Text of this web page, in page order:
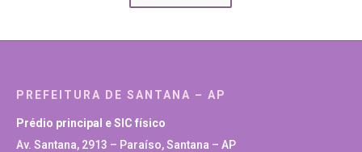
PREFEITURA DE SANTANA – AP
Prédio principal e SIC físico
Av. Santana, 2913 – Paraíso, Santana – AP